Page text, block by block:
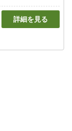
詳細を見る